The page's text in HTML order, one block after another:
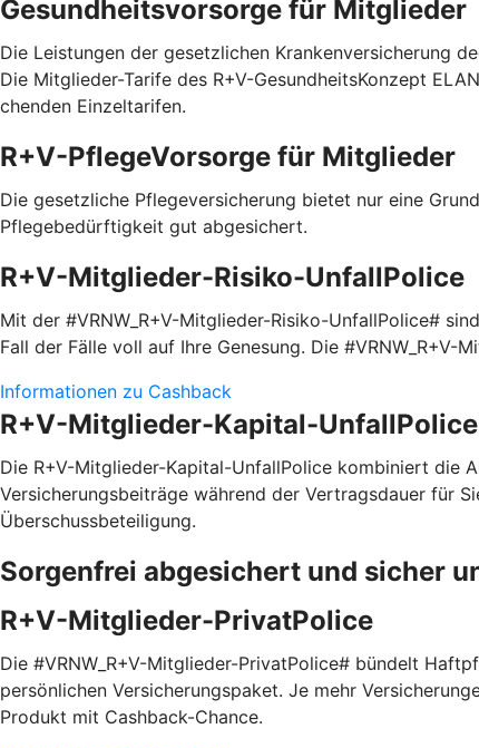
Gesundheitsvorsorge für Mitglieder
Die Leistungen der gesetzlichen Krankenversicherung
Die Mitglieder-Tarife des R+V-GesundheitsKonzept
chenden Einzel­tarifen.
R+V-PflegeVorsorge für Mitglieder
Die gesetzliche Pflegeversicherung bietet nur eine
Pflegebedürftigkeit gut abgesichert.
R+V-Mitglieder-Risiko-UnfallPolice
Mit der #VRNW_R+V-Mitglieder-Risiko-UnfallPolice#
Fall der Fälle voll auf Ihre Genesung. Die
Informationen zu Cashback
R+V-Mitglieder-Kapital-UnfallPolice
Die R+V-Mitglieder-Kapital-UnfallPolice kombiniert die
Versicherungsbeiträge während der Vertragsdauer für
Überschussbeteiligung.
Sorgenfrei abgesichert und sicher
R+V-Mitglieder-PrivatPolice
Die #VRNW_R+V-Mitglieder-PrivatPolice# bündelt
persönlichen Versicherungspaket. Je mehr
Produkt mit Cashback-Chance.